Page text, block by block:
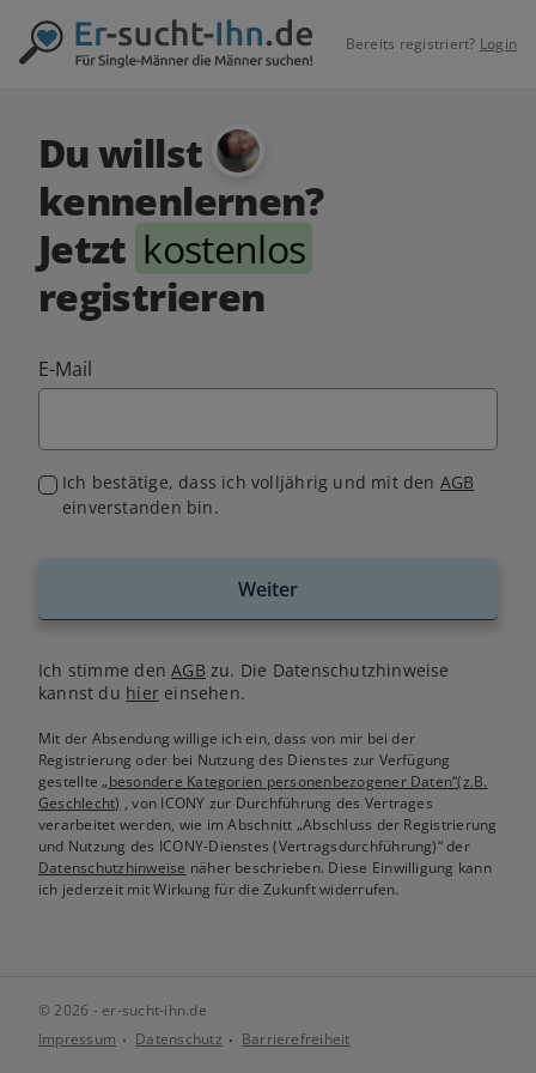
Bereits registriert? Login
Du willst
kennenlernen?
Jetzt kostenlos
registrieren
E-Mail
Ich bestätige, dass ich volljährig und mit den AGB
einverstanden bin.
Weiter
Ich stimme denAGB zu. Die Datenschutzhinweise
kannst du hiereinsehen.
Mit der Absendung willige ich ein, dass von mir bei der
Registrierung oder bei Nutzung des Dienstes zur Verfügung
gestellte„besondere Kategorien personenbezogener Daten“(z.B.
Geschlecht) , von ICONY zur Durchführung des Vertrages
verarbeitet werden, wie im Abschnitt „Abschluss der Registrierung
und Nutzung des ICONY-Dienstes (Vertragsdurchführung)“ der
Datenschutzhinweise näher beschrieben. Diese Einwilligung kann
ich jederzeit mit Wirkung für die Zukunft widerrufen.
© 2026 - er-sucht-ihn.de
Impressum
Datenschutz Barrierefreiheit